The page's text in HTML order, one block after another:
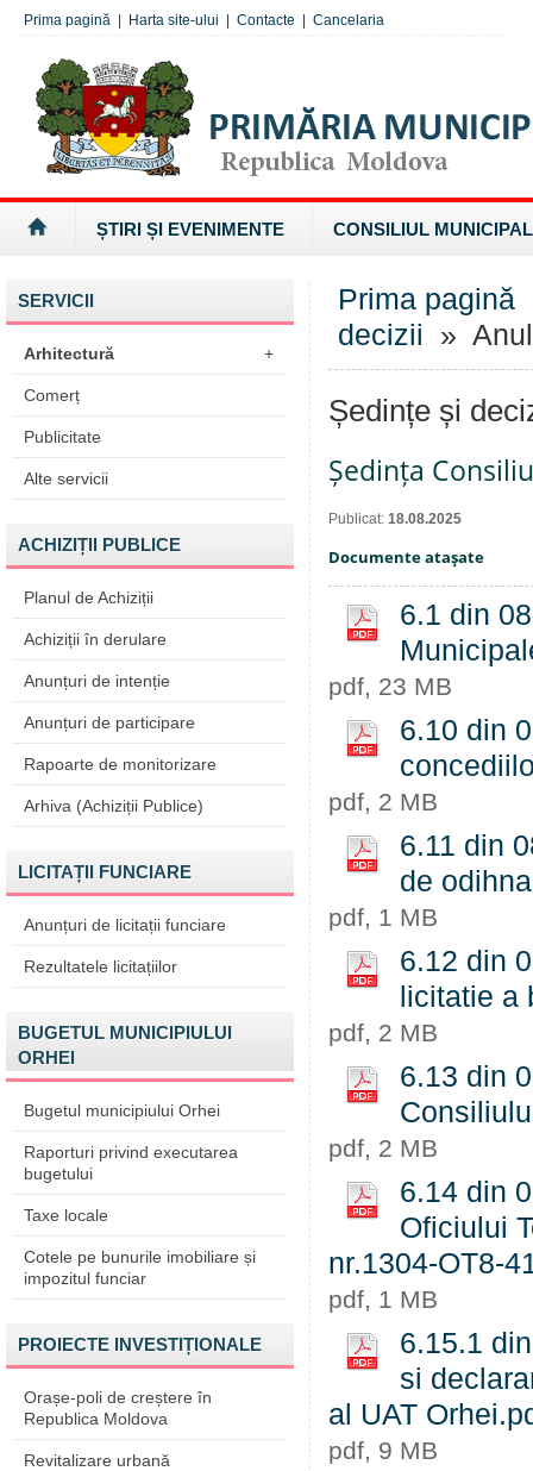
Prima pagină Harta site-ului Contacte Cancelaria
ȘTIRI ȘI EVENIMENTE CONSILIUL MUNICIPAL
SERVICII
Arhitectură +
Comerț
Publicitate
Alte servicii
ACHIZIȚII PUBLICE
Planul de Achiziții
Achiziții în derulare
Anunțuri de intenție
Anunțuri de participare
Rapoarte de monitorizare
Arhiva (Achiziții Publice)
LICITAȚII FUNCIARE
Anunțuri de licitații funciare
Rezultatele licitațiilor
BUGETUL MUNICIPIULUI
ORHEI
Bugetul municipiului Orhei
Raporturi privind executarea
bugetului
Taxe locale
Cotele pe bunurile imobiliare și
impozitul funciar
PROIECTE INVESTIȚIONALE
Orașe-poli de creștere în
Republica Moldova
Revitalizare urbană
Prima pagină
decizii »
Ședințe și
Ședința
Publicat: 18.08.2025
Documente ataşate
6.1 din
pdf, 23 MB
6.10 din
pdf, 2 MB
6.11 din
de
pdf, 1 MB
6.12 din
licitatie a
pdf, 2 MB
6.13 din
pdf, 2 MB
6.14 din
Oficiului
nr.1304-OT8-
pdf, 1 MB
6.15.1
si
al UAT
pdf, 9 MB